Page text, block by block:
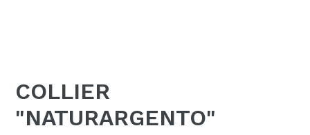
COLLIER
"NATURARGENTO"